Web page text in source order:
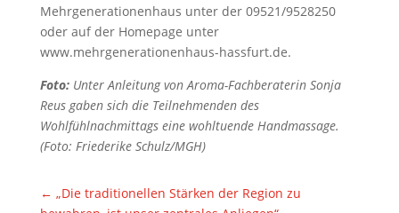
Mehrgenerationenhaus unter der 09521/9528250
oder auf der Homepage unter
www.mehrgenerationenhaus-hassfurt.de.
Foto:Unter Anleitung von Aroma-Fachberaterin Sonja
Reus gaben sich die Teilnehmenden des
Wohlfühlnachmittags eine wohltuende Handmassage.
(Foto: Friederike Schulz/MGH)
← „Die traditionellen Stärken der Region zu